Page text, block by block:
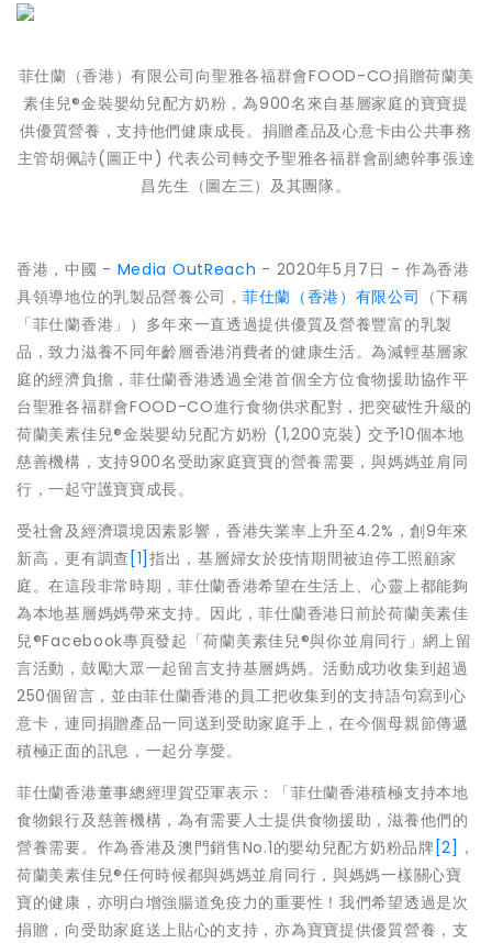
菲仕蘭（香港）有限公司向聖雅各福群會FOOD-CO捐贈荷蘭美
素佳兒®金裝嬰幼兒配方奶粉，為900名來自基層家庭的寶寶提
供優質營養，支持他們健康成長。捐贈產品及心意卡由公共事務
主管胡佩詩(圖正中) 代表公司轉交予聖雅各福群會副總幹事張達
昌先生（圖左三）及其團隊。
香港，中國 - Media OutReach - 2020年5月7日 - 作為香港
具領導地位的乳製品營養公司， 菲仕蘭（香港）有限公司 （下稱
「菲仕蘭香港」）多年來一直透過提供優質及營養豐富的乳製
品，致力滋養不同年齡層香港消費者的健康生活。為減輕基層家
庭的經濟負擔，菲仕蘭香港透過全港首個全方位食物援助協作平
台聖雅各福群會FOOD-CO進行食物供求配對，把突破性升級的
荷蘭美素佳兒®金裝嬰幼兒配方奶粉 (1,200克裝) 交予10個本地
慈善機構，支持900名受助家庭寶寶的營養需要，與媽媽並肩同
行，一起守護寶寶成長。
受社會及經濟環境因素影響，香港失業率上升至4.2%，創9年來
新高，更有調查 [1]指出，基層婦女於疫情期間被迫停工照顧家
庭。在這段非常時期，菲仕蘭香港希望在生活上、心靈上都能夠
為本地基層媽媽帶來支持。因此，菲仕蘭香港日前於荷蘭美素佳
兒®Facebook專頁發起「荷蘭美素佳兒®與你並肩同行」網上留
言活動，鼓勵大眾一起留言支持基層媽媽。活動成功收集到超過
250個留言，並由菲仕蘭香港的員工把收集到的支持語句寫到心
意卡，連同捐贈產品一同送到受助家庭手上，在今個母親節傳遞
積極正面的訊息，一起分享愛。
菲仕蘭香港董事總經理賀亞軍表示：「菲仕蘭香港積極支持本地
食物銀行及慈善機構，為有需要人士提供食物援助，滋養他們的
營養需要。作為香港及澳門銷售No.1的嬰幼兒配方奶粉品牌 [2] ，
荷蘭美素佳兒®任何時候都與媽媽並肩同行，與媽媽一樣關心寶
寶的健康，亦明白增強腸道免疫力的重要性！我們希望透過是次
捐贈，向受助家庭送上貼心的支持，亦為寶寶提供優質營養，支